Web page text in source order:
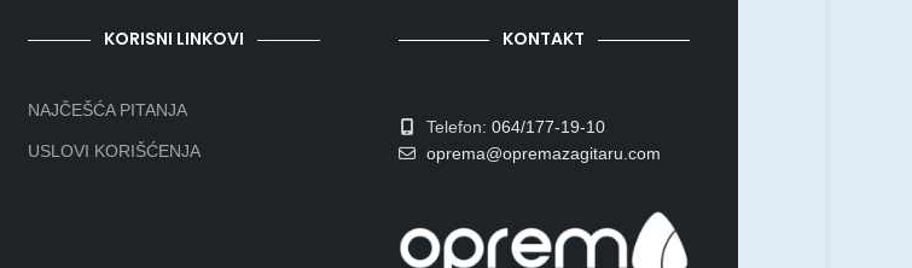
KORISNI LINKOVI
NAJČEŠĆA PITANJA
USLOVI KORIŠĆENJA
KONTAKT
Telefon: 064/177-19-10
oprema@opremazagitaru.com